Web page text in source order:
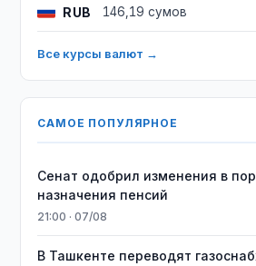
RUB 146,19 сумов
Все курсы валют →
САМОЕ ПОПУЛЯРНОЕ
Сенат одобрил изменения в
назначения пенсий
21:00 · 07/08
В Ташкенте переводят